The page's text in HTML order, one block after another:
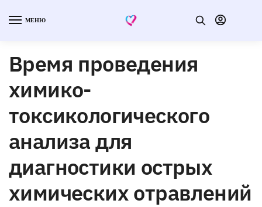
МЕНЮ
Время проведения
химико-
токсикологического
анализа для
диагностики острых
химических отравлений